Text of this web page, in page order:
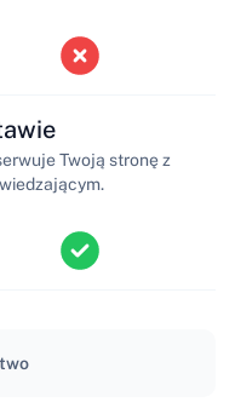
Twoją stronę z